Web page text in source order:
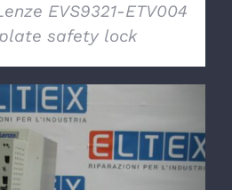
EVS9321-ETV004
safety lock